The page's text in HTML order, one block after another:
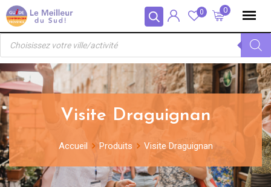
Panneau de gestion des cookies
Skip
to
content
0
0
Recherche
produits
Visite Draguignan
Accueil Produits Visite Draguignan